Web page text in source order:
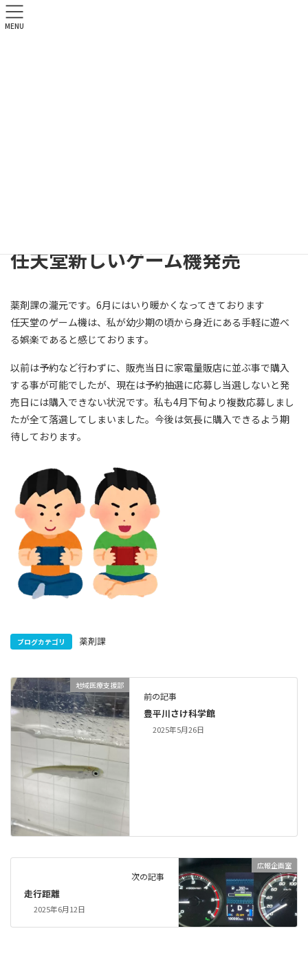
任天堂新しいゲーム機発売
薬剤課の瀧元です。6月にはいり暖かくなってきております
任天堂のゲーム機は、私が幼少期の頃から身近にある手軽に遊べ
る娯楽であると感じております。
以前は予約など行わずに、販売当日に家電量販店に並ぶ事で購入
する事が可能でしたが、現在は予約抽選に応募し当選しないと発
売日には購入できない状況です。私も4月下旬より複数応募しまし
たが全て落選してしまいました。今後は気長に購入できるよう期
待しております。
ブログカテゴリ 薬剤課
地域医療支援部
前の記事
豊平川さけ科学館
2025年5月26日
広報企画室
次の記事
走行距離
2025年6月12日
MENU